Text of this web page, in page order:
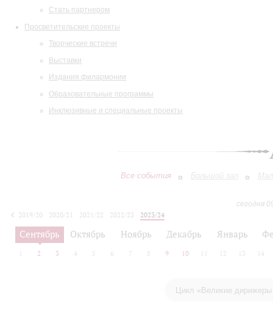
Стать партнером
Просветительские проекты
Творческие встречи
Выставки
Издания филармонии
Образовательные программы
Инклюзивные и специальные проекты
Все события Большой зал
сегодня
2019/20
2020/21 2021/22 2022/23
2023/24
2024/25
2025/26
Сентябрь Октябрь Ноябрь Декабрь Январь
2 3 4 5 6 7 8 9 10 12 13 14
Цикл «Великие